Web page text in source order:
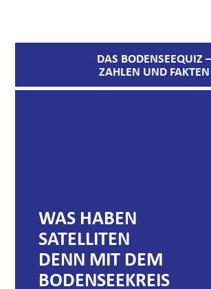
DAS BODENSEEQUIZ –
ZAHLEN UND FAKTEN
WAS HABEN
SATELLITEN
DENN MIT DEM
BODENSEEKREIS